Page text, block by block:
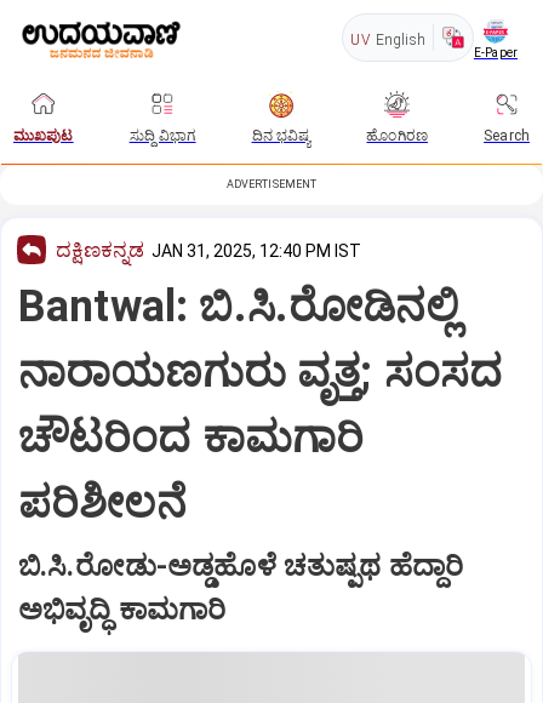
UV English
E-Paper
ಮುಖಪುಟ ಸುದ್ದಿ ವಿಭಾಗ ದಿನ ಭವಿಷ್ಯ ಹೊಂಗಿರಣ Search
ADVERTISEMENT
ದಕ್ಷಿಣಕನ್ನಡ JAN 31, 2025, 12:40 PM IST
Bantwal: ಬಿ.ಸಿ.ರೋಡಿನಲ್ಲಿ
ನಾರಾಯಣಗುರು ವೃತ್ತ; ಸಂಸದ
ಚೌಟರಿಂದ ಕಾಮಗಾರಿ
ಪರಿಶೀಲನೆ
ಬಿ.ಸಿ.ರೋಡು-ಅಡ್ಡಹೊಳೆ ಚತುಷ್ಪಥ ಹೆದ್ದಾರಿ
ಅಭಿವೃದ್ಧಿ ಕಾಮಗಾರಿ